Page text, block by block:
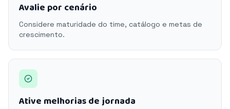
Avalie por cenário
Considere maturidade do time, catálogo e metas de
crescimento.
Ative melhorias de jornada